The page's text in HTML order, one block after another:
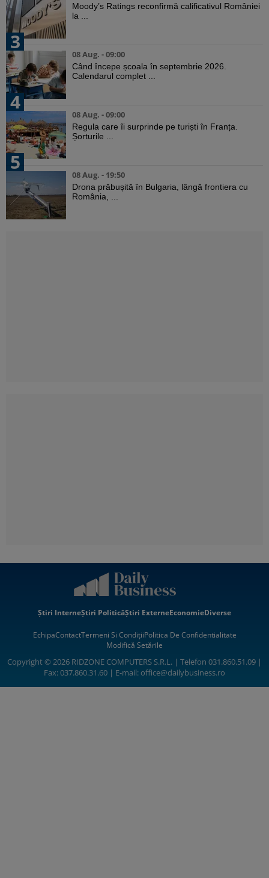
Moody’s Ratings reconfirmă calificativul României
la ...
3
08 Aug. - 09:00
Când începe școala în septembrie 2026.
Calendarul complet ...
4
08 Aug. - 09:00
Regula care îi surprinde pe turiști în Franța.
Șorturile ...
5
08 Aug. - 19:50
Drona prăbușită în Bulgaria, lângă frontiera cu
România, ...
Știri InterneȘtiri PoliticăȘtiri ExterneEconomieDiverse
EchipaContactTermeni Si CondițiiPolitica De Confidentialitate
Modifică Setările
Copyright © 2026 RIDZONE COMPUTERS S.R.L. | Telefon 031.860.51.09 |
Fax: 037.860.31.60 | E-mail:office@dailybusiness.ro